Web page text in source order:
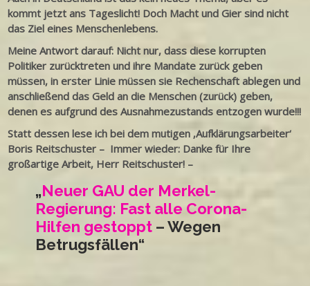
kommt jetzt ans Tageslicht! Doch Macht und Gier sind nicht
das Ziel eines Menschenlebens.
Meine Antwort darauf: Nicht nur, dass diese korrupten
Politiker zurücktreten und ihre Mandate zurück geben
müssen, in erster Linie müssen sie Rechenschaft ablegen und
anschließend das Geld an die Menschen (zurück) geben,
denen es aufgrund des Ausnahmezustands entzogen wurde!!!
Statt dessen lese ich bei dem mutigen ‚Aufklärungsarbeiter‘
Boris Reitschuster – Immer wieder: Danke für Ihre
großartige Arbeit, Herr Reitschuster! –
„Neuer GAU der Merkel-
Regierung: Fast alle Corona-
Hilfen gestoppt –Wegen
Betrugsfällen“